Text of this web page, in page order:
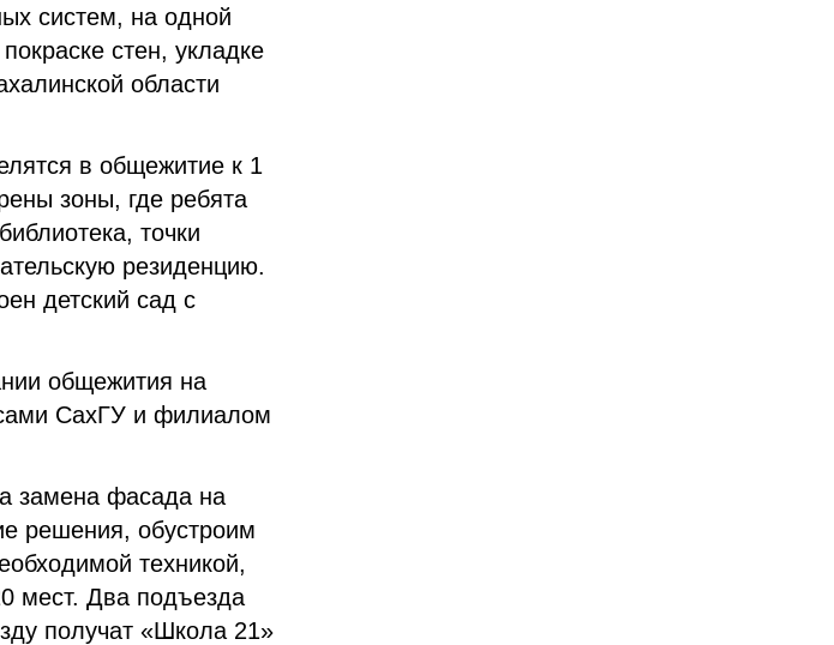
систем, на одной
стен, укладке
области
в общежитие к 1
зоны, где ребята
точки
резиденцию.
детский сад с
общежития на
СахГУ и филиалом
замена фасада на
решения, обустроим
техникой,
мест. Два подъезда
получат «Школа 21»